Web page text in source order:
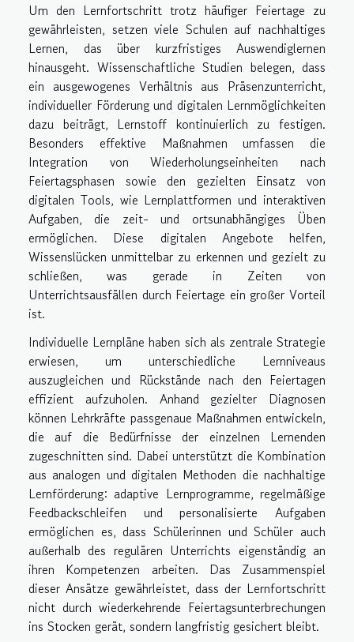
Um den Lernfortschritt trotz häufiger Feiertage zu
gewährleisten, setzen viele Schulen auf nachhaltiges
Lernen, das über kurzfristiges Auswendiglernen
hinausgeht. Wissenschaftliche Studien belegen, dass
ein ausgewogenes Verhältnis aus Präsenzunterricht,
individueller Förderung und digitalen Lernmöglichkeiten
dazu beiträgt, Lernstoff kontinuierlich zu festigen.
Besonders effektive Maßnahmen umfassen die
Integration von Wiederholungseinheiten nach
Feiertagsphasen sowie den gezielten Einsatz von
digitalen Tools, wie Lernplattformen und interaktiven
Aufgaben, die zeit- und ortsunabhängiges Üben
ermöglichen. Diese digitalen Angebote helfen,
Wissenslücken unmittelbar zu erkennen und gezielt zu
schließen, was gerade in Zeiten von
Unterrichtsausfällen durch Feiertage ein großer Vorteil
ist.
Individuelle Lernpläne haben sich als zentrale Strategie
erwiesen, um unterschiedliche Lernniveaus
auszugleichen und Rückstände nach den Feiertagen
effizient aufzuholen. Anhand gezielter Diagnosen
können Lehrkräfte passgenaue Maßnahmen entwickeln,
die auf die Bedürfnisse der einzelnen Lernenden
zugeschnitten sind. Dabei unterstützt die Kombination
aus analogen und digitalen Methoden die nachhaltige
Lernförderung: adaptive Lernprogramme, regelmäßige
Feedbackschleifen und personalisierte Aufgaben
ermöglichen es, dass Schülerinnen und Schüler auch
außerhalb des regulären Unterrichts eigenständig an
ihren Kompetenzen arbeiten. Das Zusammenspiel
dieser Ansätze gewährleistet, dass der Lernfortschritt
nicht durch wiederkehrende Feiertagsunterbrechungen
ins Stocken gerät, sondern langfristig gesichert bleibt.